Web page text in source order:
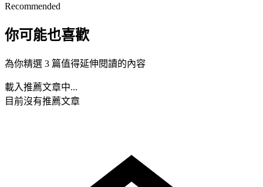
Recommended
你可能也喜歡
為你精選 3 篇值得延伸閱讀的內容
載入推薦文章中...
目前沒有推薦文章